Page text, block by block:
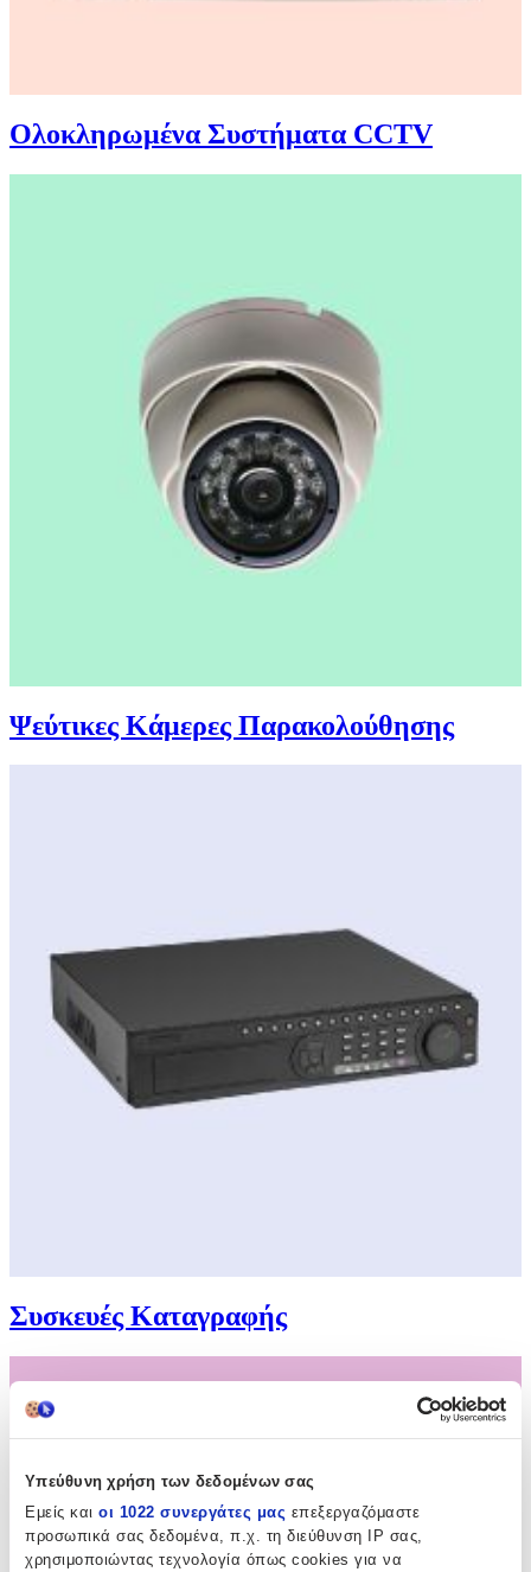
Υπεύθυνη χρήση των δεδομένων σας
Εμείς και οι 1022 συνεργάτες μας επεξεργαζόμαστε
προσωπικά σας δεδομένα, π.χ. τη διεύθυνση IP σας,
χρησιμοποιώντας τεχνολογία όπως cookies για να
Ολοκληρωμένα Συστήματα CCTV
Ψεύτικες Κάμερες Παρακολούθησης
Συσκευές Καταγραφής